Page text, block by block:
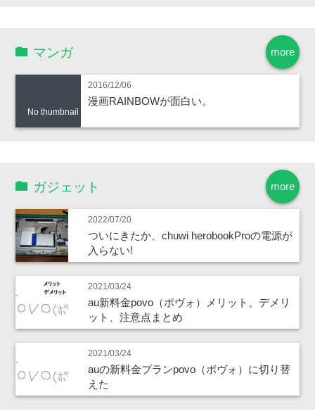
more
マンガ
No thumbnail
2016/12/06
漫画RAINBOWが面白い。
more
ガジェット
2022/07/20
ついにきたか、chuwi herobookProの電源が
入らない!
2021/03/24
au新料金povo（ポヴォ）メリット、デメリ
ット、注意点まとめ
2021/03/24
auの新料金プランpovo（ポヴォ）に切り替
えた